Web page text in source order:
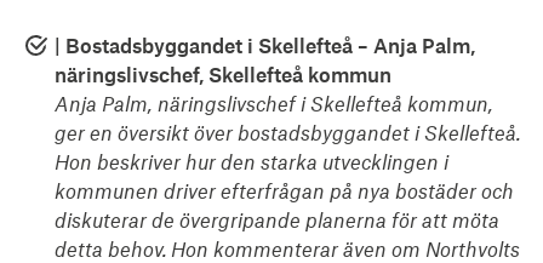
| Bostadsbyggandet i Skellefteå – Anja Palm,
näringslivschef, Skellefteå kommun
Anja Palm, näringslivschef i Skellefteå kommun,
ger en översikt över bostadsbyggandet i Skellefteå.
Hon beskriver hur den starka utvecklingen i
kommunen driver efterfrågan på nya bostäder och
diskuterar de övergripande planerna för att möta
detta behov. Hon kommenterar även om Northvolts